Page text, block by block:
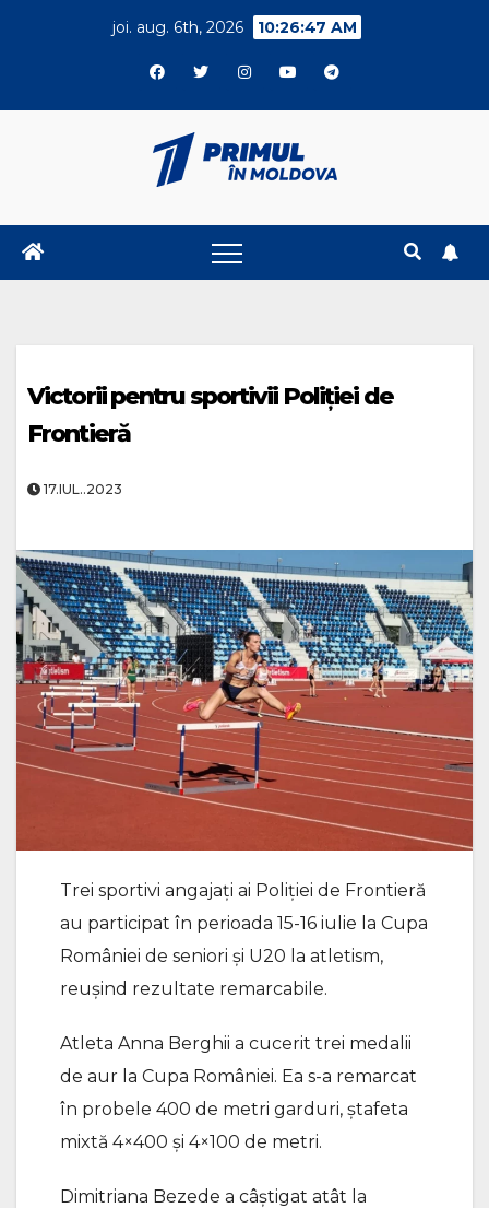
joi. aug. 6th, 2026 10:26:48 AM
Victorii pentru sportivii Poliției de
Frontieră
17.IUL..2023
Trei sportivi angajați ai Poliției de Frontieră
au participat în perioada 15-16 iulie la Cupa
României de seniori și U20 la atletism,
reușind rezultate remarcabile.
Atleta Anna Berghii a cucerit trei medalii
de aur la Cupa României. Ea s-a remarcat
în probele 400 de metri garduri, ștafeta
mixtă 4×400 și 4×100 de metri.
Dimitriana Bezede a câștigat atât la